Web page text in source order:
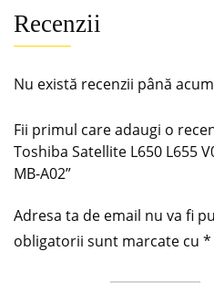
Recenzii
Nu există recenzii până
Fii primul care adaugi o
Toshiba Satellite L650 L655
MB-A02”
Adresa ta de email nu va fi
obligatorii sunt marcate cu *